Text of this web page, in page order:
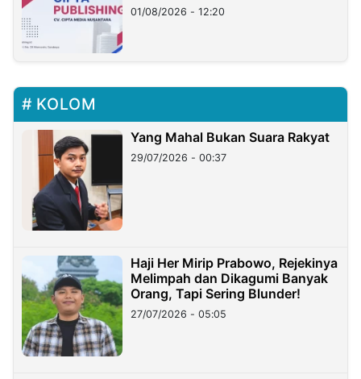
01/08/2026 - 12:20
KOLOM
Yang Mahal Bukan Suara Rakyat
29/07/2026 - 00:37
Haji Her Mirip Prabowo, Rejekinya
Melimpah dan Dikagumi Banyak
Orang, Tapi Sering Blunder!
27/07/2026 - 05:05